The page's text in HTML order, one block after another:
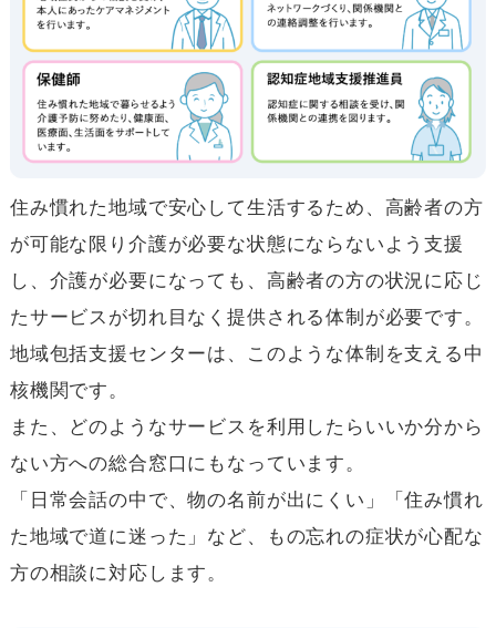
ー
シ
ョ
ン
へ
ジ
ャ
ン
プ
フ
ッ
タ
ジ
ャ
ン
住み慣れた地域で安心して生活するため、高齢者の方
が可能な限り介護が必要な状態にならないよう支援
し、介護が必要になっても、高齢者の方の状況に応じ
たサービスが切れ目なく提供される体制が必要です。
地域包括支援センターは、このような体制を支える中
核機関です。
また、どのようなサービスを利用したらいいか分から
ない方への総合窓口にもなっています。
「日常会話の中で、物の名前が出にくい」「住み慣れ
た地域で道に迷った」など、もの忘れの症状が心配な
方の相談に対応します。